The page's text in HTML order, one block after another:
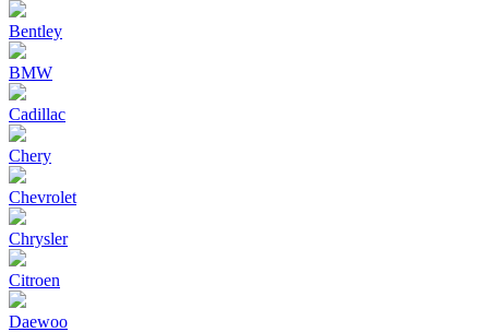
Bentley
BMW
Cadillac
Chery
Chevrolet
Chrysler
Citroen
Daewoo